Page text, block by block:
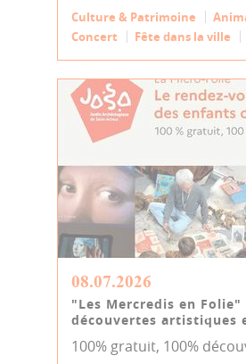
Culture & Patrimoine
Concert
Fête dans la ville
08.07.2026
"Les Mercredis en
découvertes artistiques
100% gratuit, 100%